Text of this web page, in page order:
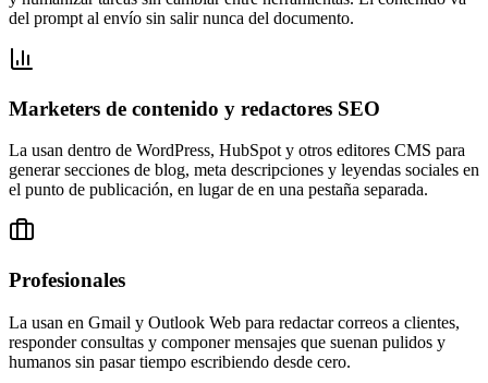
del prompt al envío sin salir nunca del documento.
Marketers de contenido y redactores SEO
La usan dentro de WordPress, HubSpot y otros editores CMS para
generar secciones de blog, meta descripciones y leyendas sociales en
el punto de publicación, en lugar de en una pestaña separada.
Profesionales
La usan en Gmail y Outlook Web para redactar correos a clientes,
responder consultas y componer mensajes que suenan pulidos y
humanos sin pasar tiempo escribiendo desde cero.